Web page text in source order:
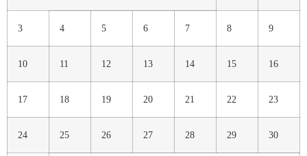
3 4 5 6 7 8 9
10 11 12 13 14 15 16
17 18 19 20 21 22 23
24 25 26 27 28 29 30